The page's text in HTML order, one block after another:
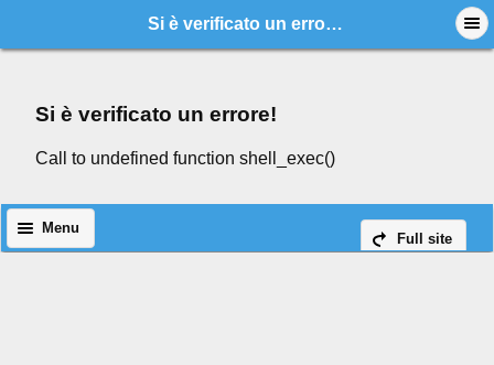
Si è verificato un errore!
Si è verificato un errore!
Call to undefined function shell_exec()
Full site
Menu